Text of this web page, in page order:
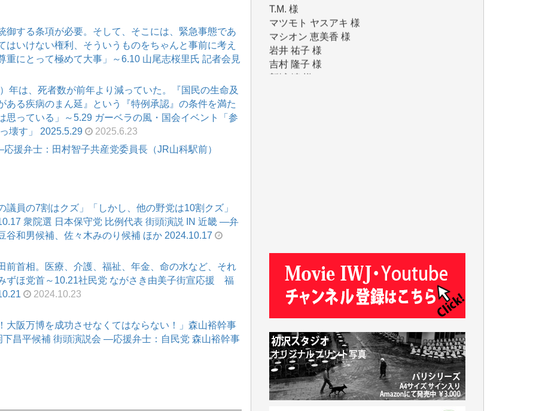
御する条項が必要。そして、そこには、緊急事態であ
いけない権利、そういうものをちゃんと事前に考え
重にとって極めて大事」～6.10 山尾志桜里氏 記者会見
年は、死者数が前年より減っていた。『国民の生命及
ある疾病のまん延』という『特例承認』の条件を満た
思っている」～5.29 ガーベラの風・国会イベント「参
壊す」 2025.5.29
2025.6.23
援弁士：田村智子共産党委員長（JR山科駅前）
員の7割はクズ」「しかし、他の野党は10割クズ」
衆院選 日本保守党 比例代表 街頭演説 IN 近畿 ―弁
谷和男候補、佐々木みのり候補 ほか 2024.10.17
前首相。医療、介護、福祉、年金、命の水など、それ
ずほ党首～10.21社民党 ながさき由美子街宣応援 福
2024.10.23
大阪万博を成功させなくてはならない！」森山裕幹事
昌平候補 街頭演説会 ―応援弁士：自民党 森山裕幹事
マシオン 恵美香 様
岩井 祐子 様
吉村 隆子 様
新城 靖 様
青木 要 様
T.Y. 様
山本賢二 様
吉住俊昭 様
徳山匡 様
金 盛起 様
井出 隆太 様
及川昭男 様
岩井祐子 様
藤田英之 様
藤岡比左志 様